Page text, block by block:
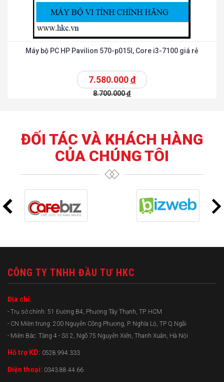
Máy bộ PC HP Pavilion 570-p015l, Core i3-7100 giá rẻ
7.580.000đ
8.700.000đ
ĐỐI TÁC VÀ KHÁCH HÀNG
CỦA CHÚNG TÔI
CÔNG TY TNHH ĐẦU TƯ HKC
Địa chỉ:
- Trụ sở chính: 51 Đường B4, Phường Tây Thạnh, TP. HCM
- CN Miền trung: 200 Nguyễn Công Phương, P. Nghĩa Lộ, TP Q.Ngãi
- Miền Bắc: Tầng 4 - Số 2, Ngõ 75 Nguyễn Xiển, Thanh Xuân, Hà Nội
Hỗ trợ KD: 0528.994.333
Điện thoại: 0343.88.44.66